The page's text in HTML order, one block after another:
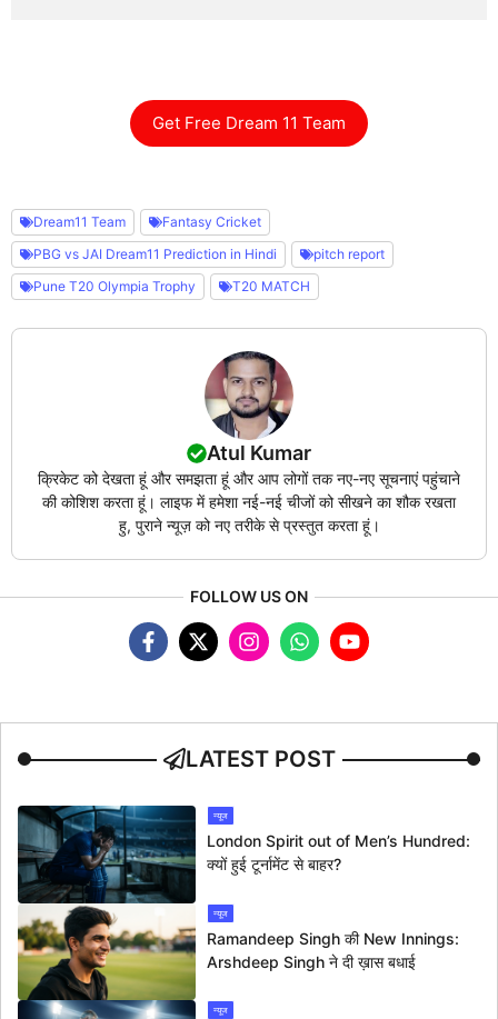
Get Free Dream 11 Team
Dream11 Team
Fantasy Cricket
PBG vs JAI Dream11 Prediction in Hindi
pitch report
Pune T20 Olympia Trophy
T20 MATCH
Atul Kumar
क्रिकेट को देखता हूं और समझता हूं और आप लोगों तक नए-नए सूचनाएं पहुंचाने
की कोशिश करता हूं। लाइफ में हमेशा नई-नई चीजों को सीखने का शौक रखता
हु, पुराने न्यूज़ को नए तरीके से प्रस्तुत करता हूं।
FOLLOW US ON
LATEST POST
न्यूज
London Spirit out of Men’s Hundred:
क्यों हुई टूर्नामेंट से बाहर?
न्यूज
Ramandeep Singh की New Innings:
Arshdeep Singh ने दी ख़ास बधाई
न्यूज